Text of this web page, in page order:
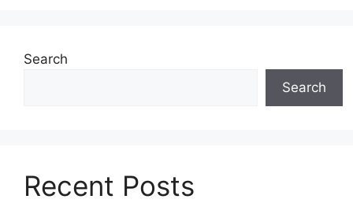
Search
Search
Recent Posts